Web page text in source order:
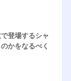
登場するシャ
かをなるべく